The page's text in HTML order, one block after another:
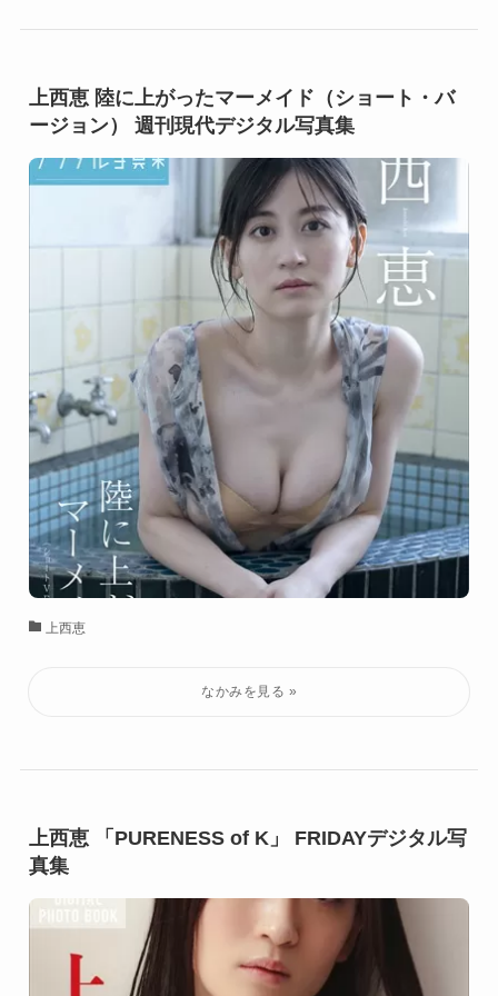
上西恵 陸に上がったマーメイド（ショート・バ
ージョン） 週刊現代デジタル写真集
上西恵
上西恵 「PURENESS of K」 FRIDAYデジタル写
真集